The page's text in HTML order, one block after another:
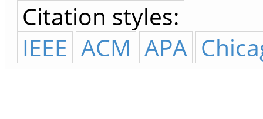
Citation styles:
IEEE ACM APA